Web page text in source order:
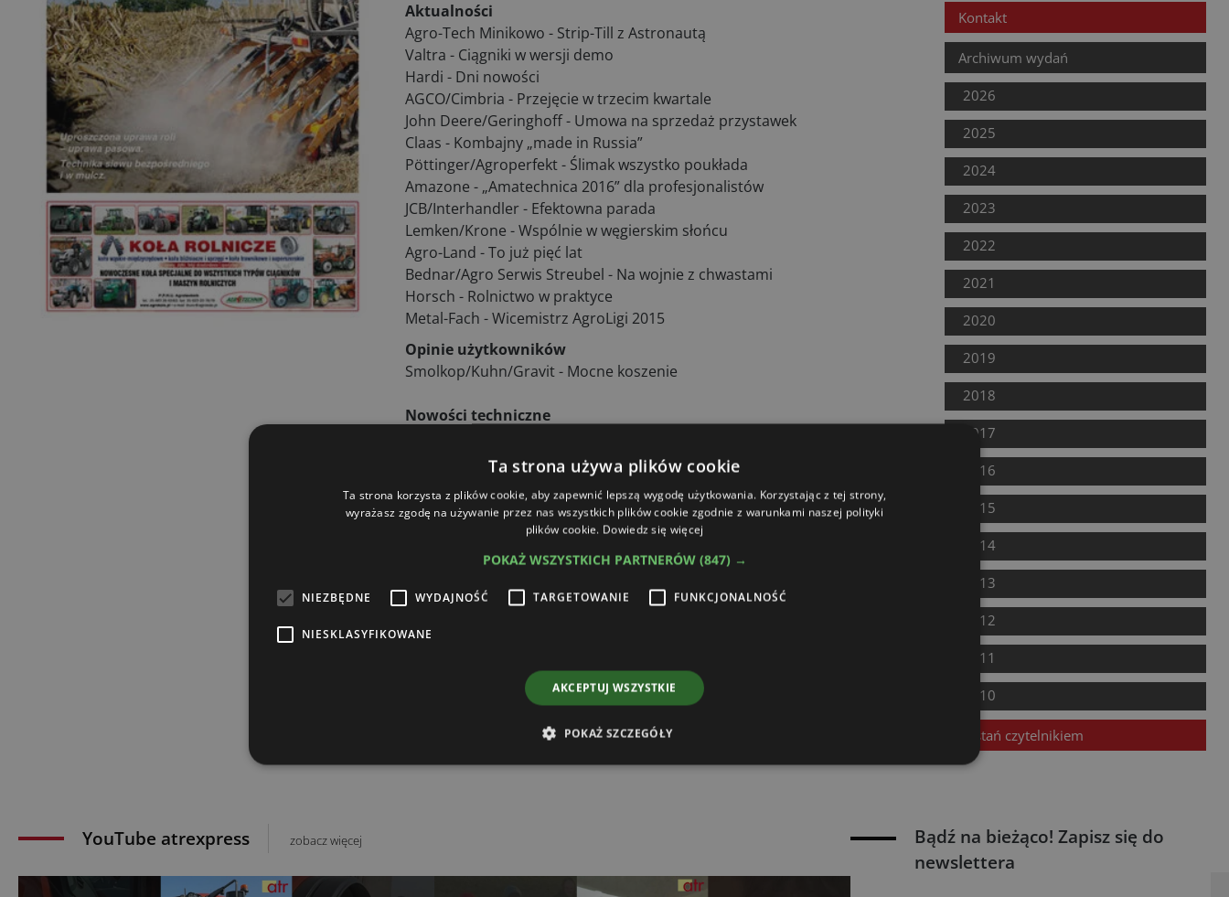
Aktualności
Agro-Tech Minikowo - Strip-Till z Astronautą
Valtra - Ciągniki w wersji demo
Hardi - Dni nowości
AGCO/Cimbria - Przejęcie w trzecim kwartale
John Deere/Geringhoff - Umowa na sprzedaż przystawek
Claas - Kombajny „made in Russia”
Pöttinger/Agroperfekt - Ślimak wszystko poukłada
Amazone - „Amatechnica 2016” dla profesjonalistów
JCB/Interhandler - Efektowna parada
Lemken/Krone - Wspólnie w węgierskim słońcu
Agro-Land - To już pięć lat
Bednar/Agro Serwis Streubel - Na wojnie z chwastami
Horsch - Rolnictwo w praktyce
Metal-Fach - Wicemistrz AgroLigi 2015
Opinie użytkowników
Smolkop/Kuhn/Gravit - Mocne koszenie
Nowości techniczne
Pneusej - Nie w operze lecz na polu
Armasz Arkadiusz Leciejewski - Zgrabiarki z Pakosławia
Müller Elektronik - Nowe funkcje terminali
Agro Sadki/Bogart - Najlepszy przyjaciel rolnika
Kontakt
Archiwum wydań
2026
2025
2024
2023
2022
2021
2020
2019
2018
2017
2016
2015
2014
2013
2012
2011
2010
Zostań czytelnikiem
YouTube atrexpress zobacz więcej
Bądź na bieżąco! Zapisz się do
newslettera
Ta strona używa plików cookie
Ta strona korzysta z plików cookie, aby zapewnić lepszą wygodę użytkowania. Korzystając z tej strony,
wyrażasz zgodę na używanie przez nas wszystkich plików cookie zgodnie z warunkami naszej polityki
plików cookie. Dowiedz się więcej
POKAŻ WSZYSTKICH PARTNERÓW (847) →
NIEZBĘDNE WYDAJNOŚĆ TARGETOWANIE FUNKCJONALNOŚĆ
NIESKLASYFIKOWANE
AKCEPTUJ WSZYSTKIE
POKAŻ SZCZEGÓŁY